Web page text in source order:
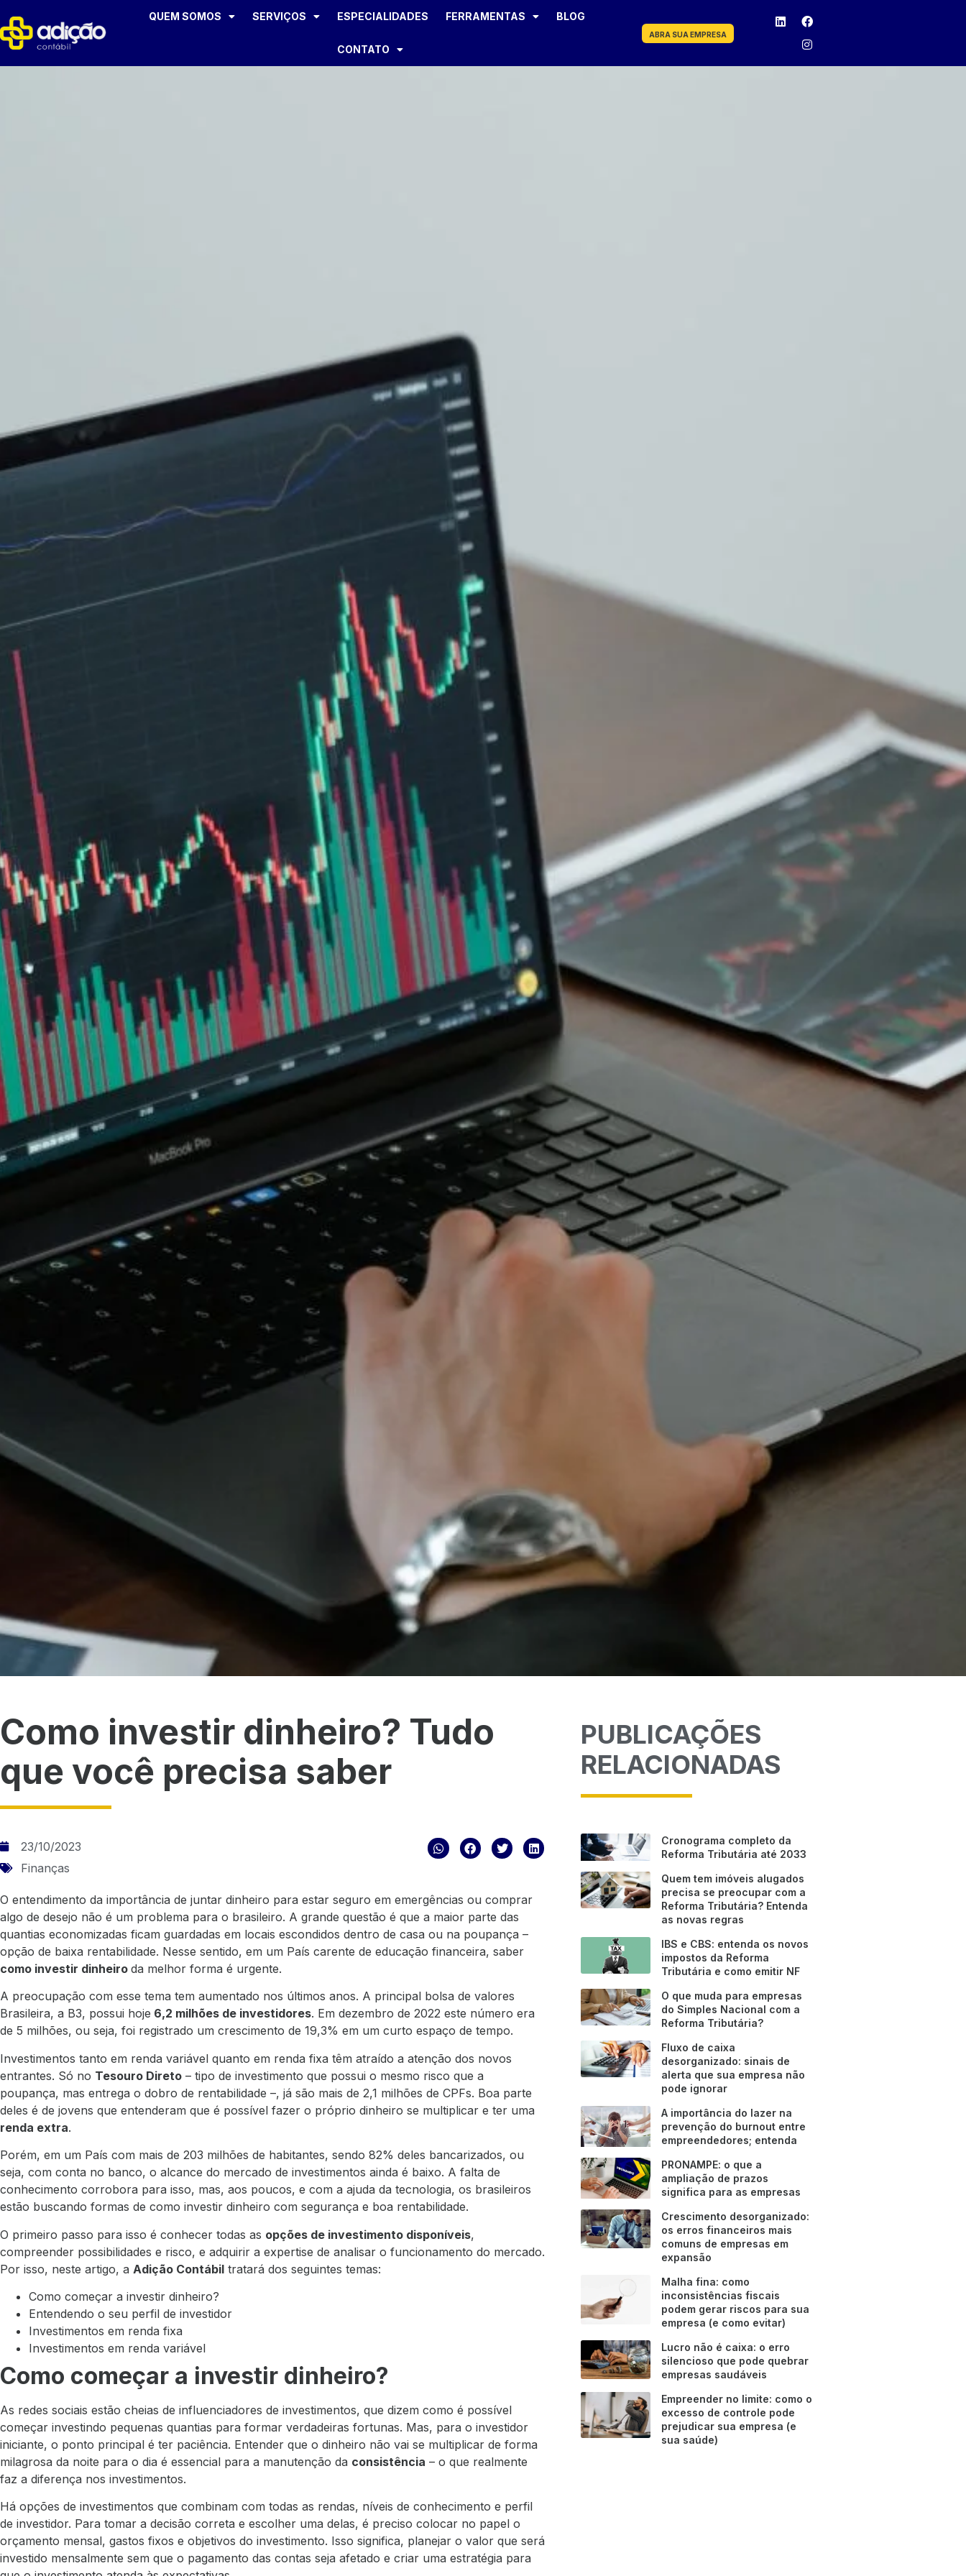
QUEM SOMOS SERVIÇOS ESPECIALIDADES FERRAMENTAS BLOG
CONTATO
ABRA SUA EMPRESA
Como investir dinheiro? Tudo
que você precisa saber
23/10/2023
Finanças
O entendimento da importância de juntar dinheiro para estar seguro em emergências ou comprar
algo de desejo não é um problema para o brasileiro. A grande questão é que a maior parte das
quantias economizadas ficam guardadas em locais escondidos dentro de casa ou na poupança –
opção de baixa rentabilidade. Nesse sentido, em um País carente de educação financeira, saber
como investir dinheiro da melhor forma é urgente.
A preocupação com esse tema tem aumentado nos últimos anos. A principal bolsa de valores
Brasileira, a B3, possui hoje 6,2 milhões de investidores. Em dezembro de 2022 este número era
de 5 milhões, ou seja, foi registrado um crescimento de 19,3% em um curto espaço de tempo.
Investimentos tanto em renda variável quanto em renda fixa têm atraído a atenção dos novos
entrantes. Só no Tesouro Direto – tipo de investimento que possui o mesmo risco que a
poupança, mas entrega o dobro de rentabilidade –, já são mais de 2,1 milhões de CPFs. Boa parte
deles é de jovens que entenderam que é possível fazer o próprio dinheiro se multiplicar e ter uma
renda extra.
Porém, em um País com mais de 203 milhões de habitantes, sendo 82% deles bancarizados, ou
seja, com conta no banco, o alcance do mercado de investimentos ainda é baixo. A falta de
conhecimento corrobora para isso, mas, aos poucos, e com a ajuda da tecnologia, os brasileiros
estão buscando formas de como investir dinheiro com segurança e boa rentabilidade.
O primeiro passo para isso é conhecer todas as opções de investimento disponíveis,
compreender possibilidades e risco, e adquirir a expertise de analisar o funcionamento do mercado.
Por isso, neste artigo, a Adição Contábil tratará dos seguintes temas:
Como começar a investir dinheiro?
Entendendo o seu perfil de investidor
Investimentos em renda fixa
Investimentos em renda variável
Como começar a investir dinheiro?
As redes sociais estão cheias de influenciadores de investimentos, que dizem como é possível
começar investindo pequenas quantias para formar verdadeiras fortunas. Mas, para o investidor
iniciante, o ponto principal é ter paciência. Entender que o dinheiro não vai se multiplicar de forma
milagrosa da noite para o dia é essencial para a manutenção da consistência – o que realmente
faz a diferença nos investimentos.
Há opções de investimentos que combinam com todas as rendas, níveis de conhecimento e perfil
de investidor. Para tomar a decisão correta e escolher uma delas, é preciso colocar no papel o
orçamento mensal, gastos fixos e objetivos do investimento. Isso significa, planejar o valor que será
investido mensalmente sem que o pagamento das contas seja afetado e criar uma estratégia para
PUBLICAÇÕES
RELACIONADAS
Cronograma completo da
Reforma Tributária até 2033
Quem tem imóveis alugados
precisa se preocupar com a
Reforma Tributária? Entenda
as novas regras
IBS e CBS: entenda os novos
impostos da Reforma
Tributária e como emitir NF
O que muda para empresas
do Simples Nacional com a
Reforma Tributária?
Fluxo de caixa
desorganizado: sinais de
alerta que sua empresa não
pode ignorar
A importância do lazer na
prevenção do burnout entre
empreendedores; entenda
PRONAMPE: o que a
ampliação de prazos
significa para as empresas
Crescimento desorganizado:
os erros financeiros mais
comuns de empresas em
expansão
Malha fina: como
inconsistências fiscais
podem gerar riscos para sua
empresa (e como evitar)
Lucro não é caixa: o erro
silencioso que pode quebrar
empresas saudáveis
Empreender no limite: como o
excesso de controle pode
prejudicar sua empresa (e
sua saúde)